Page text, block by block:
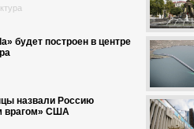
будет построен в центре
назвали Россию
врагом» США